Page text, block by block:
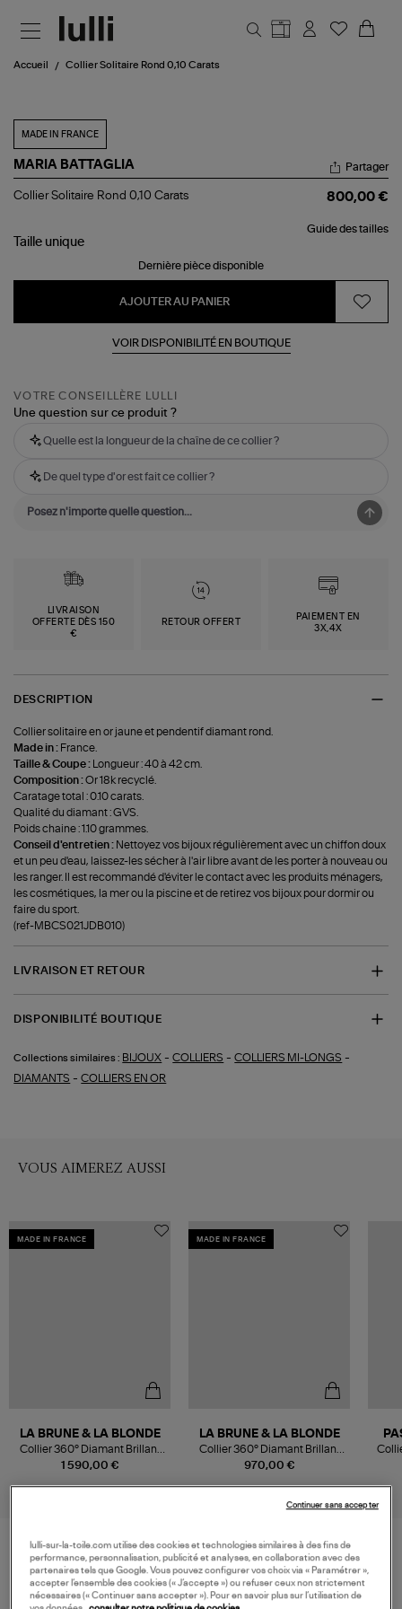
Accueil Collier Solitaire Rond 0,10 Carats
MADE IN FRANCE
MARIA BATTAGLIA
Collier
0,10
Carats
Partager
Collier Solitaire Rond 0,10 Carats 800,00 €
Guide des tailles
Taille unique
Dernière pièce disponible
AJOUTER AU PANIER
VOIR DISPONIBILITÉ EN BOUTIQUE
VOTRE CONSEILLÈRE LULLI
Une question sur ce produit ?
Quelle est la longueur de la chaîne de ce collier ?
De quel type d'or est fait ce collier ?
LIVRAISON
OFFERTE DÈS 150
€
RETOUR OFFERT
PAIEMENT EN
3X,4X
DESCRIPTION
Collier solitaire en or jaune et pendentif diamant rond.
Made in : France.
Taille & Coupe : Longueur : 40 à 42 cm.
Composition :Or 18k recyclé.
Caratage total : 0.10 carats.
Qualité du diamant : GVS.
Poids chaine : 1.10 grammes.
Conseil d'entretien : Nettoyez vos bijoux régulièrement avec un chiffon doux
et un peu d'eau, laissez-les sécher à l'air libre avant de les porter à nouveau ou
les ranger. Il est recommandé d'éviter le contact avec les produits ménagers,
les cosmétiques, la mer ou la piscine et de retirez vos bijoux pour dormir ou
faire du sport.
(ref-MBCS021JDB010)
LIVRAISON ET RETOUR
DISPONIBILITÉ BOUTIQUE
Collections similaires : BIJOUX -COLLIERS -COLLIERS MI-LONGS -
DIAMANTS -COLLIERS EN OR
VOUS AIMEREZ AUSSI
MADE IN FRANCE
1 590,00 €
LA BRUNE & LA BLONDE
Collier 360° Diamant Brillant
0,20 Or Jaune
MADE IN FRANCE
970,00 €
LA BRUNE & LA BLONDE
Collier 360° Diamant Brillant
0,10 Or Jaune
VOS DERNIERS PRODUITS VUS
lulli-sur-la-toile.com utilise des cookies et technologies similaires à des fins de
performance, personnalisation, publicité et analyses, en collaboration avec des
partenaires tels que Google. Vous pouvez configurer vos choix via « Paramétrer »,
accepter l’ensemble des cookies (« J’accepte ») ou refuser ceux non strictement
nécessaires (« Continuer sans accepter »). Pour en savoir plus sur l’utilisation de
Continuer sans accepter